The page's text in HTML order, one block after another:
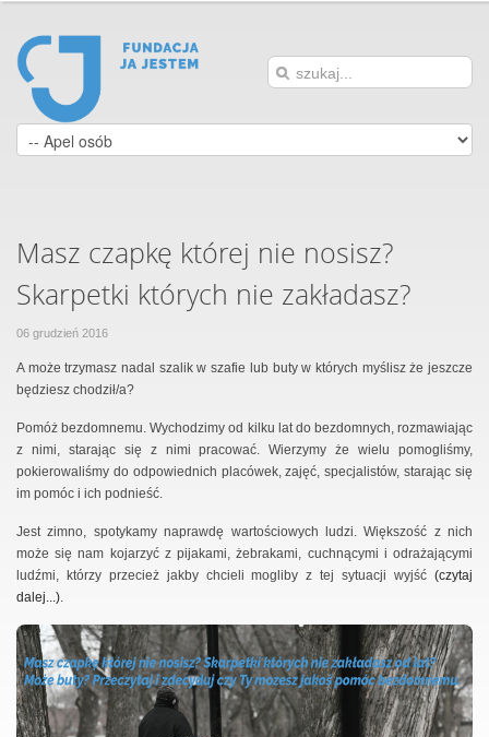
Masz czapkę której nie nosisz?
Skarpetki których nie zakładasz?
06 grudzień 2016
A może trzymasz nadal szalik w szafie lub buty w których myślisz że jeszcze
będziesz chodził/a?
Pomóż bezdomnemu. Wychodzimy od kilku lat do bezdomnych, rozmawiając
z nimi, starając się z nimi pracować. Wierzymy że wielu pomogliśmy,
pokierowaliśmy do odpowiednich placówek, zajęć, specjalistów, starając się
im pomóc i ich podnieść.
Jest zimno, spotykamy naprawdę wartościowych ludzi. Większość z nich
może się nam kojarzyć z pijakami, żebrakami, cuchnącymi i odrażającymi
ludźmi, którzy przecież jakby chcieli mogliby z tej sytuacji wyjść (czytaj
dalej...)